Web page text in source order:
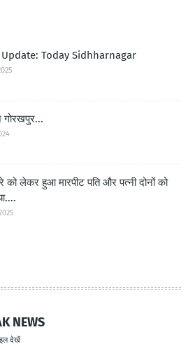
Today Sidhharnagar
गोरखपुर...
को लेकर हुआ मारपीट पति और पत्नी दोनों को
NEWS
देखें